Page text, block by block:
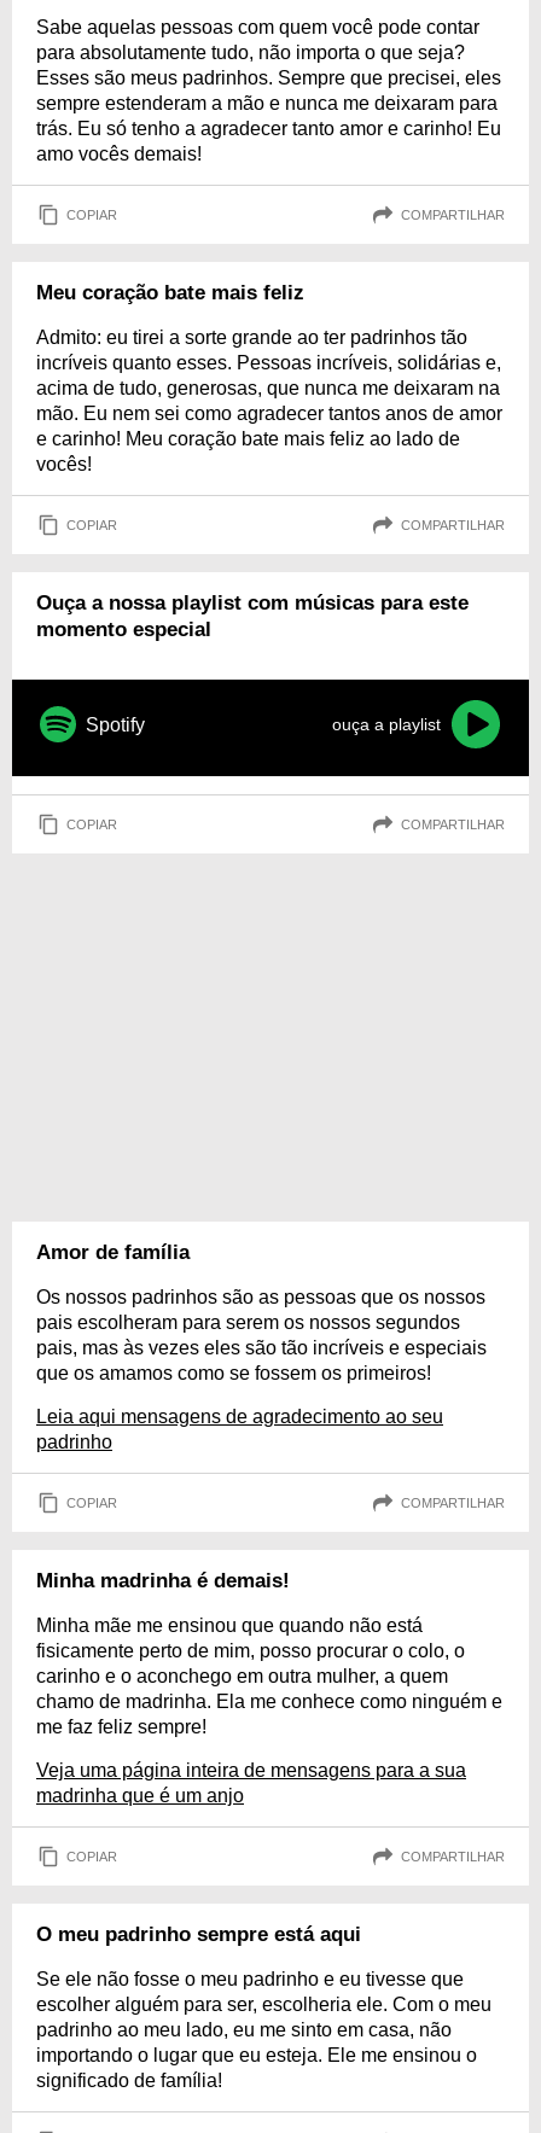
Sabe aquelas pessoas com quem você pode contar
para absolutamente tudo, não importa o que seja?
Esses são meus padrinhos. Sempre que precisei, eles
sempre estenderam a mão e nunca me deixaram para
trás. Eu só tenho a agradecer tanto amor e carinho! Eu
amo vocês demais!
COPIAR COMPARTILHAR
Meu coração bate mais feliz
Admito: eu tirei a sorte grande ao ter padrinhos tão
incríveis quanto esses. Pessoas incríveis, solidárias e,
acima de tudo, generosas, que nunca me deixaram na
mão. Eu nem sei como agradecer tantos anos de amor
e carinho! Meu coração bate mais feliz ao lado de
vocês!
COPIAR COMPARTILHAR
Ouça a nossa playlist com músicas para este
momento especial
Spotify ouça a playlist
COPIAR COMPARTILHAR
Amor de família
Os nossos padrinhos são as pessoas que os nossos
pais escolheram para serem os nossos segundos
pais, mas às vezes eles são tão incríveis e especiais
que os amamos como se fossem os primeiros!
Leia aqui mensagens de agradecimento ao seu
padrinho
COPIAR COMPARTILHAR
Minha madrinha é demais!
Minha mãe me ensinou que quando não está
fisicamente perto de mim, posso procurar o colo, o
carinho e o aconchego em outra mulher, a quem
chamo de madrinha. Ela me conhece como ninguém e
me faz feliz sempre!
Veja uma página inteira de mensagens para a sua
madrinha que é um anjo
COPIAR COMPARTILHAR
O meu padrinho sempre está aqui
Se ele não fosse o meu padrinho e eu tivesse que
escolher alguém para ser, escolheria ele. Com o meu
padrinho ao meu lado, eu me sinto em casa, não
importando o lugar que eu esteja. Ele me ensinou o
significado de família!